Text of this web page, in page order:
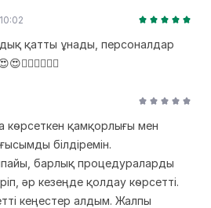
қатты ұнады, персоналдар
көрсеткен қамқорлығы мен
білдіремін.
барлық процедураларды
әр кезеңде қолдау көрсетті.
кеңестер алдым. Жалпы